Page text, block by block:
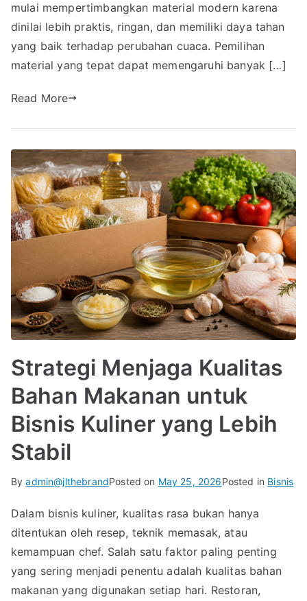
mulai mempertimbangkan material modern karena
dinilai lebih praktis, ringan, dan memiliki daya tahan
yang baik terhadap perubahan cuaca. Pemilihan
material yang tepat dapat memengaruhi banyak […]
Read More
Strategi Menjaga Kualitas
Bahan Makanan untuk
Bisnis Kuliner yang Lebih
Stabil
Byadmin@jlthebrandPosted on May 25, 2026Posted in Bisnis
Dalam bisnis kuliner, kualitas rasa bukan hanya
ditentukan oleh resep, teknik memasak, atau
kemampuan chef. Salah satu faktor paling penting
yang sering menjadi penentu adalah kualitas bahan
makanan yang digunakan setiap hari. Restoran,